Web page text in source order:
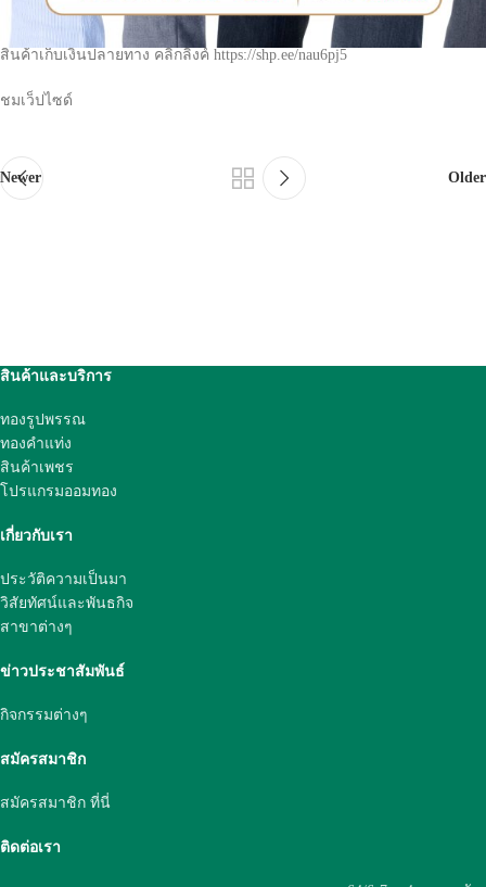
ทองรูปพรรณ 96.5% ฐานภาษี บาทละ 30,047.12 บาท
สินค้าเก็บเงินปลายทาง คลิกลิ้งค์ https://shp.ee/nau6pj5
ชมเว็ปไซด์
Newer Older
สินค้าและบริการ
ทองรูปพรรณ
ทองคำแท่ง
สินค้าเพชร
โปรแกรมออมทอง
เกี่ยวกับเรา
ประวัติความเป็นมา
วิสัยทัศน์และพันธกิจ
สาขาต่างๆ
ข่าวประชาสัมพันธ์
กิจกรรมต่างๆ
สมัครสมาชิก
สมัครสมาชิก ที่นี่
ติดต่อเรา